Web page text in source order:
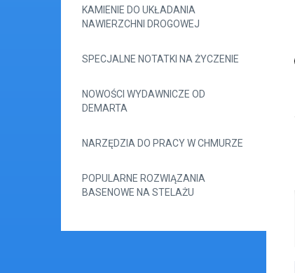
KAMIENIE DO UKŁADANIA
NAWIERZCHNI DROGOWEJ
SPECJALNE NOTATKI NA ŻYCZENIE
NOWOŚCI WYDAWNICZE OD
DEMARTA
NARZĘDZIA DO PRACY W CHMURZE
POPULARNE ROZWIĄZANIA
BASENOWE NA STELAŻU